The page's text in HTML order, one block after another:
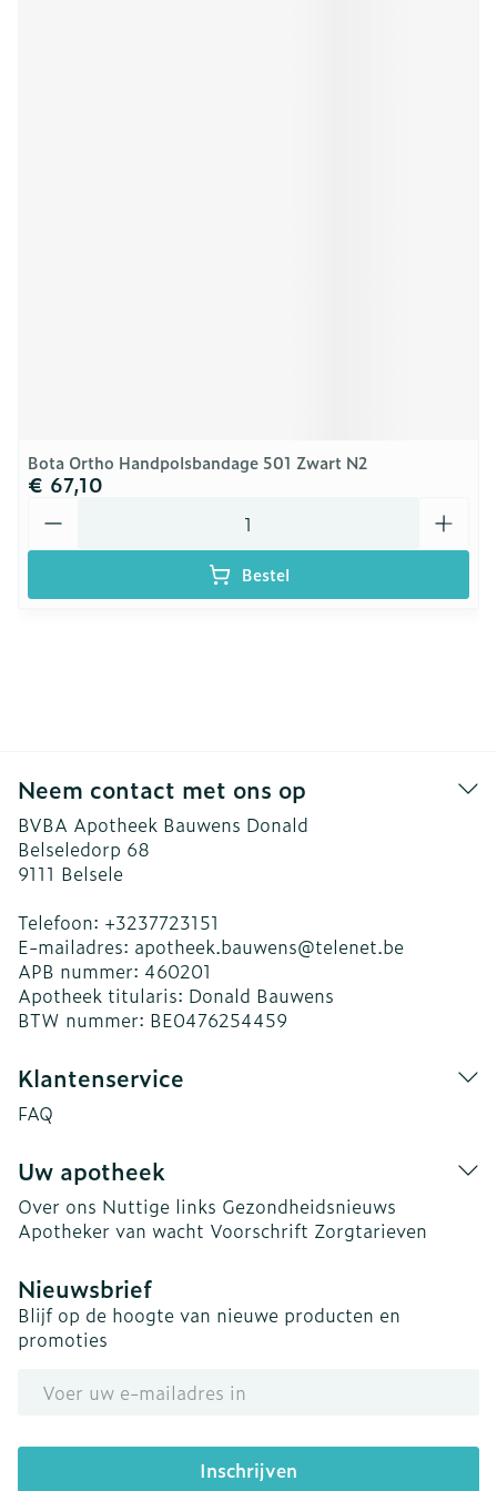
Bota Ortho Handpolsbandage 501 Zwart N2
€ 67,10
Bestel
Neem contact met ons op
BVBA Apotheek Bauwens Donald
Belseledorp 68
9111 Belsele
Telefoon: +3237723151
E-mailadres: apotheek.bauwens@telenet.be
APB nummer: 460201
Apotheek titularis: Donald Bauwens
BTW nummer: BE0476254459
Klantenservice
FAQ
Uw apotheek
Over ons Nuttige links Gezondheidsnieuws
Apotheker van wacht Voorschrift Zorgtarieven
Nieuwsbrief
Blijf op de hoogte van nieuwe producten en
promoties
Inschrijven